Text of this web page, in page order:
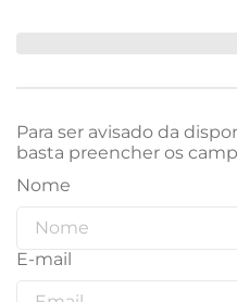
Para ser avisado da
basta preencher os